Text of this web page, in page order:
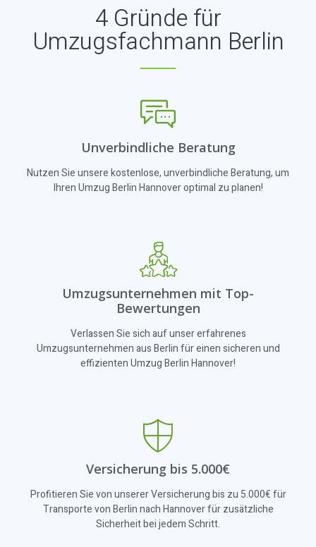
4 Gründe für
Umzugsfachmann Berlin
Unverbindliche Beratung
Nutzen Sie unsere kostenlose, unverbindliche Beratung, um
Ihren Umzug Berlin Hannover optimal zu planen!
Umzugsunternehmen mit Top-
Bewertungen
Verlassen Sie sich auf unser erfahrenes
Umzugsunternehmen aus Berlin für einen sicheren und
effizienten Umzug Berlin Hannover!
Versicherung bis 5.000€
Profitieren Sie von unserer Versicherung bis zu 5.000€ für
Transporte von Berlin nach Hannover für zusätzliche
Sicherheit bei jedem Schritt.